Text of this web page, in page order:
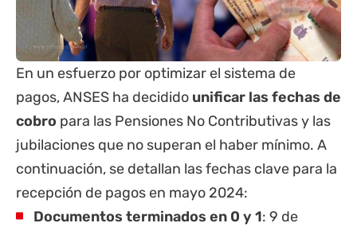
En un esfuerzo por optimizar el sistema de
pagos, ANSES ha decidido unificar las fechas de
cobro para las Pensiones No Contributivas y las
jubilaciones que no superan el haber mínimo. A
continuación, se detallan las fechas clave para la
recepción de pagos en mayo 2024:
Documentos terminados en 0 y 1: 9 de